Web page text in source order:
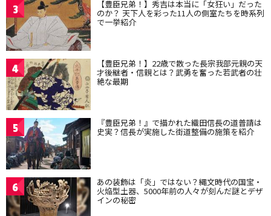
3 【豊臣兄弟！】秀吉は本当に「女狂い」だった
のか？ 天下人を彩った11人の側室たちを時系列
で一挙紹介
4 【豊臣兄弟！】22歳で散った長宗我部元親の天
才後継者・信親とは？武勇を奮った若武者の壮
絶な最期
5 『豊臣兄弟！』で描かれた織田信長の道普請は
史実？信長が実施した街道整備の施策を紹介
6 あの装飾は「炎」ではない？縄文時代の国宝・
火焔型土器、5000年前の人々が刻んだ謎とデザ
インの秘密